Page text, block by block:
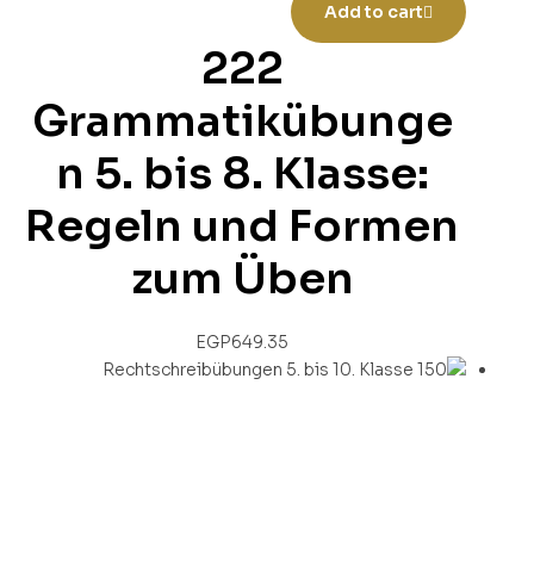
Add to cart
222
Grammatikübunge
n 5. bis 8. Klasse:
Regeln und Formen
zum Üben
EGP649.35